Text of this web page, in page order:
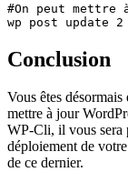
#On peut
wp post update
Conclusion
Vous êtes
mettre à jour
WP-Cli, il vous sera
déploiement de
de ce dernier.